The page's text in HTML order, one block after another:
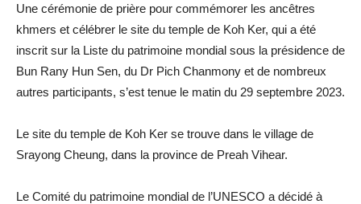
Une cérémonie de prière pour commémorer les ancêtres
khmers et célébrer le site du temple de Koh Ker, qui a été
inscrit sur la Liste du patrimoine mondial sous la présidence de
Bun Rany Hun Sen, du Dr Pich Chanmony et de nombreux
autres participants, s’est tenue le matin du 29 septembre 2023.
Le site du temple de Koh Ker se trouve dans le village de
Srayong Cheung, dans la province de Preah Vihear.
Le Comité du patrimoine mondial de l’UNESCO a décidé à